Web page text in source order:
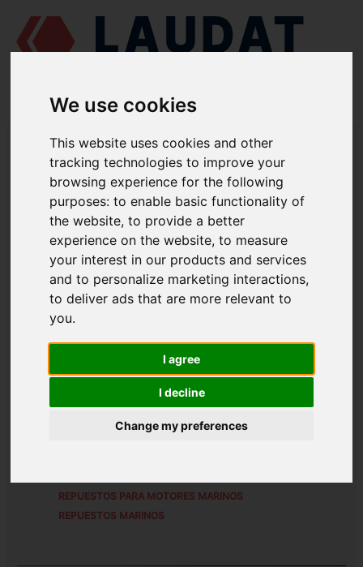
We use cookies
This website uses cookies and other
tracking technologies to improve your
browsing experience for the following
purposes:to enable basic functionality of
the website,to provide a better
experience on the website,to measure
your interest in our products and services
and to personalize marketing interactions,
to deliver ads that are more relevant to
you.
I agree
I decline
Change my preferences
LAUDAT SUPPLY/MOTORES MARINOS/ AGCO POWER (VALMET /
SISU DIESEL) 612 DSBG / JUNTA 836117329
LAUDAT SUPPLY
AGCO POWER (VALMET / SISU DIESEL)
CATEGORIA DE CAJA DE DISTRIBUCIÓN
JUNTA
NÚMERO DE PIEZA: 836117329
8361 17329
REPUESTOS PARA MOTORES MARINOS
REPUESTOS MARINOS